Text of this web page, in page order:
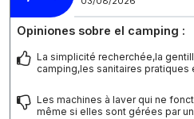
Opiniones sobre el camping :
La simplicité recherchée,la
camping,les sanitaires pratiques
Les machines à laver qui ne
même si elles sont gérées par